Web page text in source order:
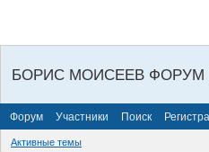
БОРИС МОИСЕЕВ ФОРУМ |
Форум Участники Поиск
Активные темы